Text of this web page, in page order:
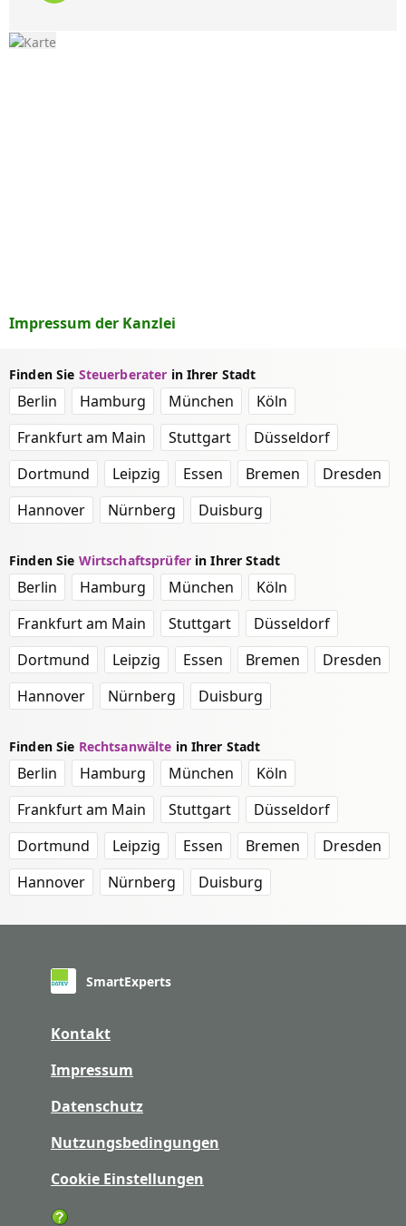
Impressum der Kanzlei
Finden Sie Steuerberater in Ihrer Stadt
Berlin Hamburg München
Köln
Frankfurt am Main
Stuttgart
Düsseldorf
Dortmund
Leipzig Essen Bremen
Dresden
Hannover
Nürnberg Duisburg
Finden Sie Wirtschaftsprüferin Ihrer Stadt
Berlin Hamburg München
Köln
Frankfurt am Main
Stuttgart
Düsseldorf
Dortmund
Leipzig Essen Bremen
Dresden
Hannover
Nürnberg Duisburg
Finden Sie Rechtsanwälte in Ihrer Stadt
Berlin Hamburg München
Köln
Frankfurt am Main
Stuttgart
Düsseldorf
Dortmund
Leipzig Essen Bremen
Dresden
Hannover
Nürnberg Duisburg
SmartExperts
Kontakt
Impressum
Datenschutz
Nutzungsbedingungen
Cookie Einstellungen